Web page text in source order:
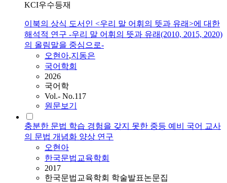
KCI우수등재
이북의 상식 도서인 <우리 말 어휘의 뜻과 유래>에 대한
해석적 연구 -우리 말 어휘의 뜻과 유래(2010, 2015, 2020)
의 올림말을 중심으로-
오현아,지동은
국어학회
2026
국어학
Vol.- No.117
원문보기
충분한 문법 학습 경험을 갖지 못한 중등 예비 국어 교사
의 문법 개념화 양상 연구
오현아
한국문법교육학회
2017
한국문법교육학회 학술발표논문집